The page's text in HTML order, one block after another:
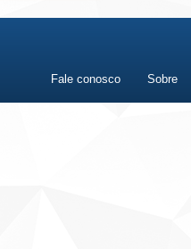
Fale conosco Sobre